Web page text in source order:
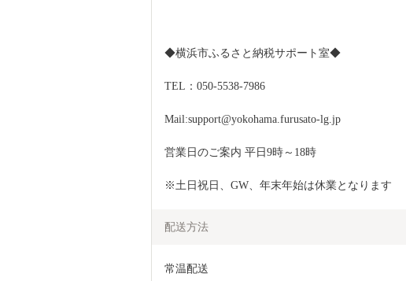
◆横浜市ふるさと納税サポート室◆
TEL：050-5538-7986
Mail:support@yokohama.furusato-lg.jp
営業日のご案内 平日9時～18時
※土日祝日、GW、年末年始は休業となります
配送方法
常温配送